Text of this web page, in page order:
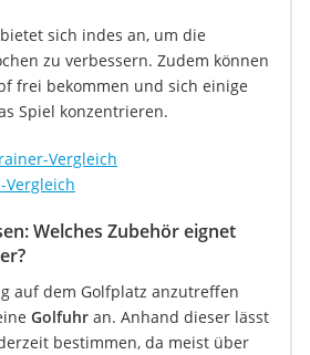
bietet sich indes an, um die
zu verbessern. Zudem können
frei bekommen und sich einige
Spiel konzentrieren.
Vergleich
Welches Zubehör eignet
auf dem Golfplatz anzutreffen
Golfuhr an. Anhand dieser lässt
bestimmen, da meist über